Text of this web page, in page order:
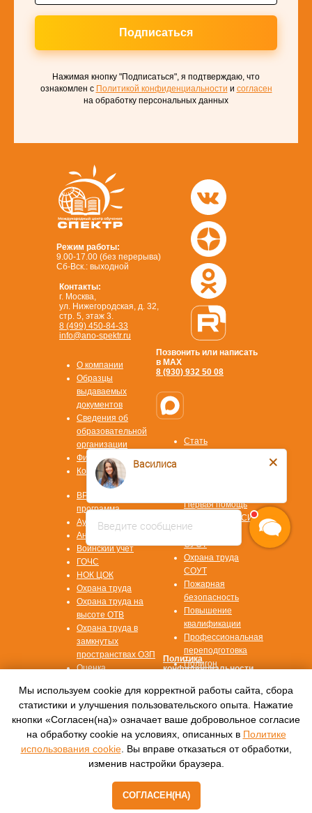
Подписаться
Нажимая кнопку "Подписаться", я подтверждаю, что
ознакомлен с Политикой конфиденциальности и согласен
на обработку персональных данных
Режим работы:
9.00-17.00 (без перерыва)
Сб-Вск.: выходной
Позвонить или написать
в MAX
8 (930) 932 50 08
Контакты:
г. Москва,
ул. Нижегородская, д. 32,
стр. 5, этаж 3.
8 (499) 450-84-33
info@ano-spektr.ru
© 2016—2022, Автономная некоммерческая
организация
дополнительного профессионального
образования
«Международный центр обучения «СПЕКТР»
Стать
Согласие на
обработку данных
Политика
конфиденциальности
ВРМ СОТ
программа
Аудит/Аутсорсинг
Антитеррор
Воинский учет
ГОЧС
НОК ЦОК
Охрана труда
Охрана труда на
высоте ОТВ
Охрана труда в
замкнутых
пространствах ОЗП
Оценка
рисков ОПР
Первая помощь
Охрана труда СИЗ
Охрана труда
СУОТ
Охрана труда
СОУТ
Пожарная
безопасность
Повышение
квалификации
Профессиональная
переподготовка
Полигон
О компании
Образцы
выдаваемых
документов
Сведения об
образовательной
организации
Физ. лицам
Контакты
Мы используем cookie для корректной работы сайта, сбора
статистики и улучшения пользовательского опыта. Нажатие
кнопки «Согласен(на)» означает ваше добровольное согласие
на обработку cookie на условиях, описанных в Политике
использования cookie. Вы вправе отказаться от обработки,
изменив настройки браузера.
СОГЛАСЕН(НА)
Made on Tilda
Введите сообщение
Василиса